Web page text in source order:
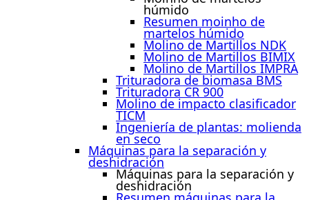
húmido
Resumen moinho de
martelos húmido
Molino de Martillos NDK
Molino de Martillos BIMIX
Molino de Martillos IMPRA
Trituradora de biomasa BMS
Trituradora CR 900
Molino de impacto clasificador
TICM
Ingeniería de plantas: molienda
en seco
Máquinas para la separación y
deshidración
Máquinas para la separación y
deshidración